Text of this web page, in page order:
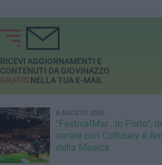
RICEVI AGGIORNAMENTI E
CONTENUTI DA GIOVINAZZO
GRATISNELLA TUA E-MAIL
8 AGOSTO 2026
"FestivalMar...in Porto",
serate con Culturaly e
della Musica